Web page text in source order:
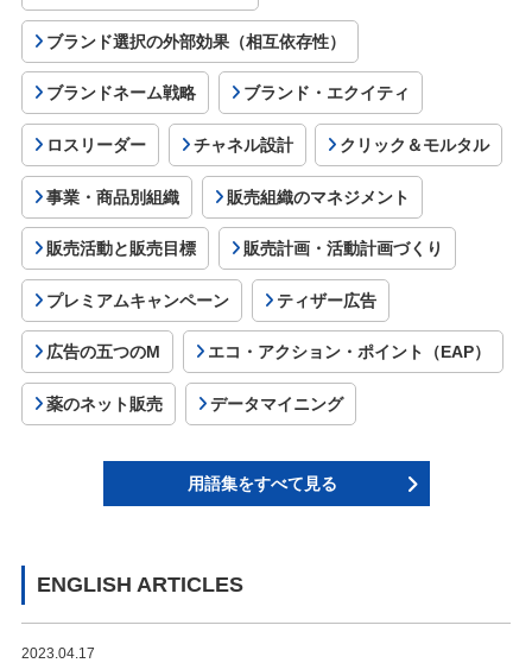
ブランド選択の外部効果（相互依存性）
ブランドネーム戦略 ブランド・エクイティ
ロスリーダー チャネル設計 クリック＆モルタル
事業・商品別組織 販売組織のマネジメント
販売活動と販売目標 販売計画・活動計画づくり
プレミアムキャンペーン ティザー広告
広告の五つのM エコ・アクション・ポイント（EAP）
薬のネット販売 データマイニング
用語集をすべて見る
ENGLISH ARTICLES
2023.04.17